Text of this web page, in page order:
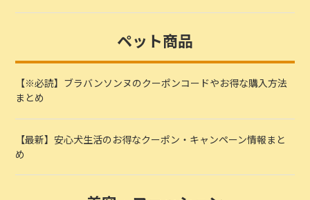
ペット商品
【※必読】ブラバンソンヌのクーポンコードやお得な購入方法
まとめ
【最新】安心犬生活のお得なクーポン・キャンペーン情報まと
め